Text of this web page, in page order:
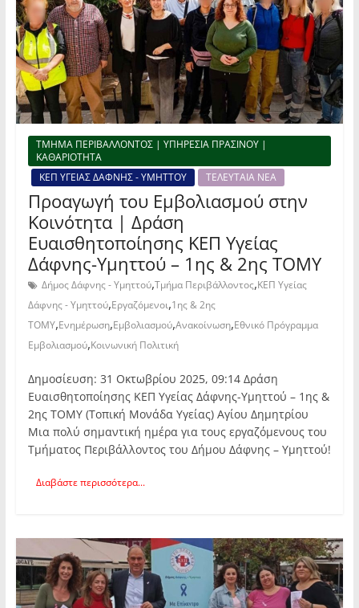
ΤΜΗΜΑ ΠΕΡΙΒΑΛΛΟΝΤΟΣ | ΥΠΗΡΕΣΙΑ ΠΡΑΣΙΝΟΥ |
ΚΑΘΑΡΙΟΤΗΤΑ
ΚΕΠ ΥΓΕΙΑΣ ΔΑΦΝΗΣ - ΥΜΗΤΤΟΥ
ΤΕΛΕΥΤΑΙΑ ΝΕΑ
Προαγωγή του Εμβολιασμού στην
Κοινότητα | Δράση
Ευαισθητοποίησης ΚΕΠ Υγείας
Δάφνης-Υμηττού – 1ης & 2ης ΤΟΜΥ
Δήμος Δάφνης - Υμηττού,Τμήμα Περιβάλλοντος,ΚΕΠ Υγείας
Δάφνης - Υμηττού,Εργαζόμενοι,1ης & 2ης
ΤΟΜΥ,Ενημέρωση,Εμβολιασμού,Ανακοίνωση,Εθνικό Πρόγραμμα
Εμβολιασμού,Κοινωνική Πολιτική
Δημοσίευση: 31 Οκτωβρίου 2025, 09:14 Δράση
Ευαισθητοποίησης ΚΕΠ Υγείας Δάφνης-Υμηττού – 1ης &
2ης ΤΟΜΥ (Τοπική Μονάδα Υγείας) Αγίου Δημητρίου
Μια πολύ σημαντική ημέρα για τους εργαζόμενους του
Τμήματος Περιβάλλοντος του Δήμου Δάφνης – Υμηττού!
Διαβάστε περισσότερα...